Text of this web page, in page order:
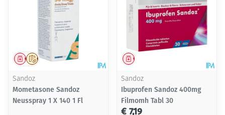
Op voorschrift
Geneesmiddel
Sandoz
Mometasone Sandoz
Neusspray 1 X 140 1 Fl
Geneesmiddel
Sandoz
Ibuprofen Sandoz 400mg
Filmomh Tabl 30
€ 7,19